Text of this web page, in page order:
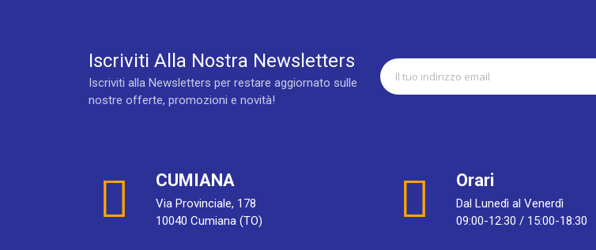
Iscriviti Alla Nostra Newsletters
Iscriviti alla Newsletters per restare aggiornato sulle
nostre offerte, promozioni e novità!
CUMIANA
Via Provinciale, 178
10040 Cumiana (TO)
Orari
Dal Lunedì al Venerdì
09:00-12:30 / 15:00-18:30